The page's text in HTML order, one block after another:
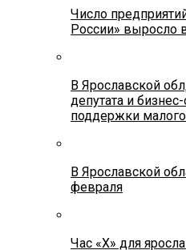
Число
России» выросло
В Ярославской
депутата и
поддержки
В Ярославской
февраля
Час «Х» для